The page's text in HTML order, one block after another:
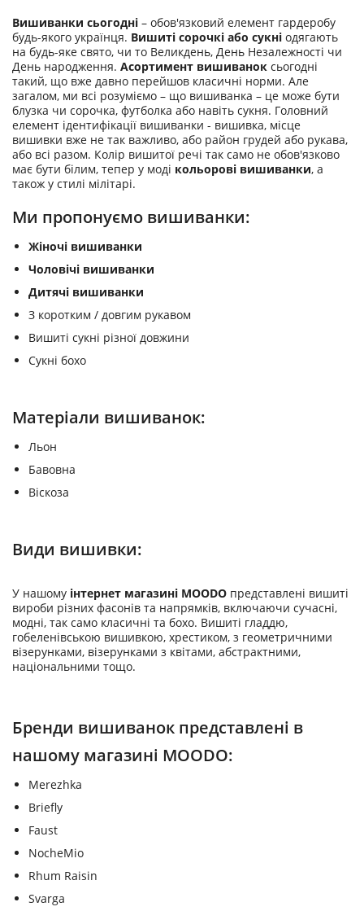
Вишиванки сьогодні – обов'язковий елемент гардеробу
будь-якого українця. Вишиті сорочкі або сукні одягають
на будь-яке свято, чи то Великдень, День Незалежності чи
День народження. Асортимент вишиванок сьогодні
такий, що вже давно перейшов класичні норми. Але
загалом, ми всі розуміємо – що вишиванка – це може бути
блузка чи сорочка, футболка або навіть сукня. Головний
елемент ідентифікації вишиванки - вишивка, місце
вишивки вже не так важливо, або район грудей або рукава,
або всі разом. Колір вишитої речі так само не обов'язково
має бути білим, тепер у моді кольорові вишиванки, а
також у стилі мілітарі.
Ми пропонуємо вишиванки:
Жіночі вишиванки
Чоловічі вишиванки
Дитячі вишиванки
З коротким / довгим рукавом
Вишиті сукні різної довжини
Сукні бохо
Матеріали вишиванок:
Льон
Бавовна
Віскоза
Види вишивки:
У нашому інтернет магазині MOODO представлені вишиті
вироби різних фасонів та напрямків, включаючи сучасні,
модні, так само класичні та бохо. Вишиті гладдю,
гобеленівською вишивкою, хрестиком, з геометричними
візерунками, візерунками з квітами, абстрактними,
національними тощо.
Бренди вишиванок представлені в
нашому магазині MOODO:
Merezhka
Briefly
Faust
NocheMio
Rhum Raisin
Svarga